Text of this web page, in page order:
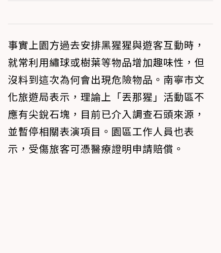
事實上園方過去安排黑猩猩與遊客互動時，
就常利用繡球或樹葉等物品增加趣味性，但
沒料到這次為何會出現危險物品。南寧市文
化旅遊局表示，理論上「丟那猩」活動區不
應有尖銳石塊，目前已介入調查石頭來源，
並暫停相關表演項目。園區工作人員也表
示，受傷旅客可憑醫療證明申請賠償。